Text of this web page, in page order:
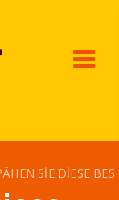
SIE DIESE